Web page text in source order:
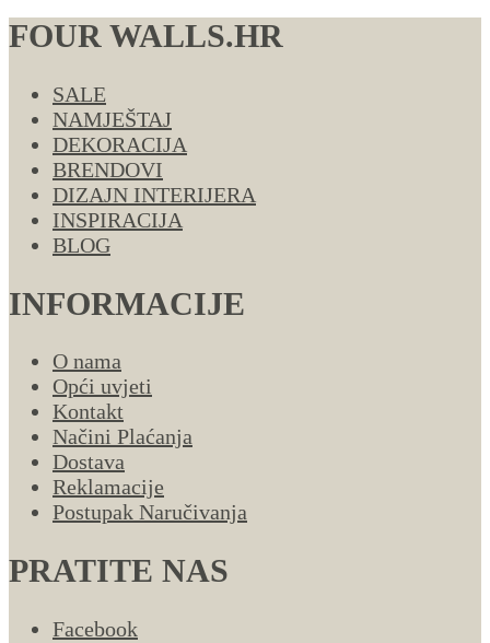
FOUR WALLS.HR
SALE
NAMJEŠTAJ
DEKORACIJA
BRENDOVI
DIZAJN INTERIJERA
INSPIRACIJA
BLOG
INFORMACIJE
O nama
Opći uvjeti
Kontakt
Načini Plaćanja
Dostava
Reklamacije
Postupak Naručivanja
PRATITE NAS
Facebook